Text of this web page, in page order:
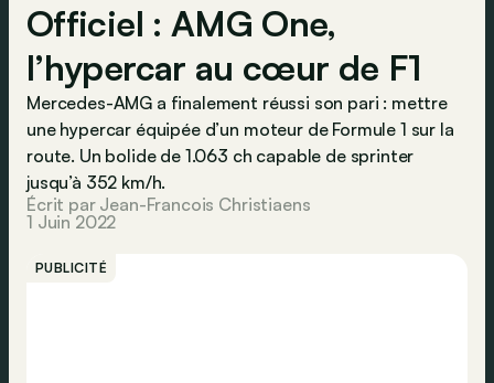
Officiel : AMG One,
l’hypercar au cœur de F1
Mercedes-AMG a finalement réussi son pari : mettre
une hypercar équipée d’un moteur de Formule 1 sur la
route. Un bolide de 1.063 ch capable de sprinter
jusqu’à 352 km/h.
Écrit par Jean-Francois Christiaens
1 Juin 2022
PUBLICITÉ